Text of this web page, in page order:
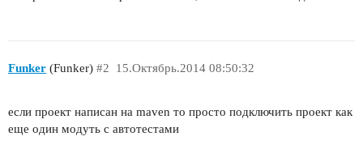
Funker (Funker) 15.Октябрь.2014 08:50:32
#2
если проект написан на maven то просто подключить проект как
еще один модуть с автотестами